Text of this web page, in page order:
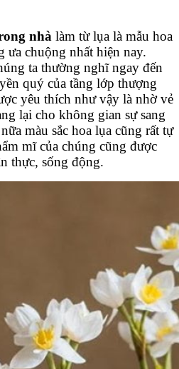
nhà làm từ lụa là mẫu hoa
ưa chuộng nhất hiện nay.
ta thường nghĩ ngay đến
quý của tầng lớp thượng
yêu thích như vậy là nhờ vẻ
lại cho không gian sự sang
màu sắc hoa lụa cũng rất tự
mĩ của chúng cũng được
thực, sống động.